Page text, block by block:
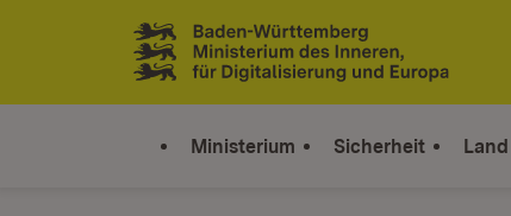
Zum Inhalt springen
Link zur Startseite
Ministerium Sicherheit